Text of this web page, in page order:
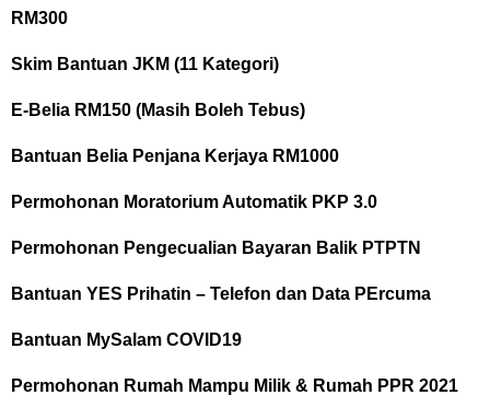
RM300
Skim Bantuan JKM (11 Kategori)
E-Belia RM150 (Masih Boleh Tebus)
Bantuan Belia Penjana Kerjaya RM1000
Permohonan Moratorium Automatik PKP 3.0
Permohonan Pengecualian Bayaran Balik PTPTN
Bantuan YES Prihatin – Telefon dan Data PErcuma
Bantuan MySalam COVID19
Permohonan Rumah Mampu Milik & Rumah PPR 2021